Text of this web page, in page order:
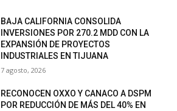
BAJA CALIFORNIA CONSOLIDA
INVERSIONES POR 270.2 MDD CON LA
EXPANSIÓN DE PROYECTOS
INDUSTRIALES EN TIJUANA
7 agosto, 2026
RECONOCEN OXXO Y CANACO A DSPM
POR REDUCCIÓN DE MÁS DEL 40% EN